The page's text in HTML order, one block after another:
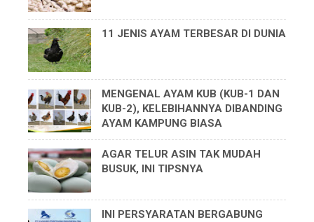
11 JENIS AYAM TERBESAR DI DUNIA
MENGENAL AYAM KUB (KUB-1 DAN
KUB-2), KELEBIHANNYA DIBANDING
AYAM KAMPUNG BIASA
AGAR TELUR ASIN TAK MUDAH
BUSUK, INI TIPSNYA
INI PERSYARATAN BERGABUNG